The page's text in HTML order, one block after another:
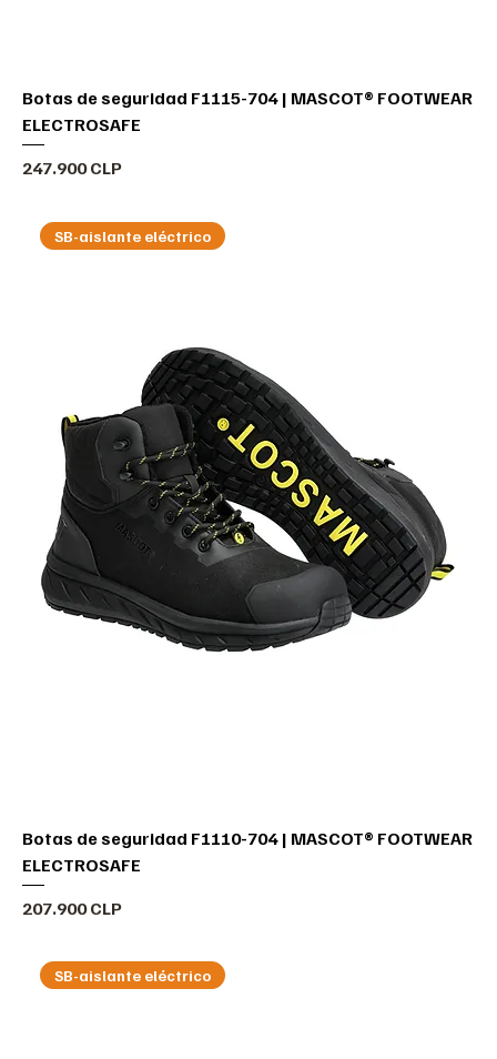
Botas de seguridad F1115-704 | MASCOT® FOOTWEAR
ELECTROSAFE
Precio
247.900 CLP
SB-aislante eléctrico
Botas de seguridad F1110-704 | MASCOT® FOOTWEAR
ELECTROSAFE
Precio
207.900 CLP
SB-aislante eléctrico